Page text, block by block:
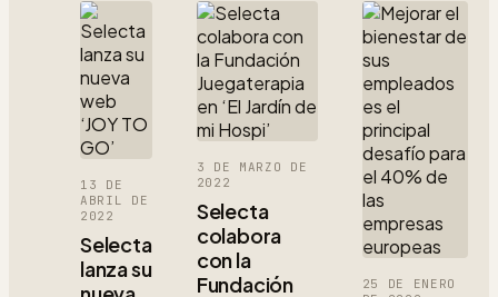
13 DE
ABRIL DE
2022
Selecta
lanza su
3 DE MARZO DE
2022
Selecta
colabora
con la
Fundación
25 DE ENERO